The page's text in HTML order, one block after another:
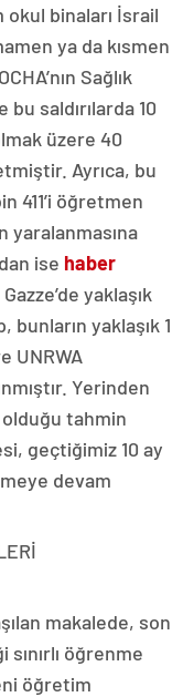
okul binaları İsrail
ya da kısmen
Sağlık
bu saldırılarda 10
üzere 40
Ayrıca, bu
411’i öğretmen
yaralanmasına
ise haber
yaklaşık
yaklaşık 1
UNRWA
Yerinden
olduğu tahmin
geçtiğimiz 10 ay
devam
makalede, son
öğrenme
öğretim